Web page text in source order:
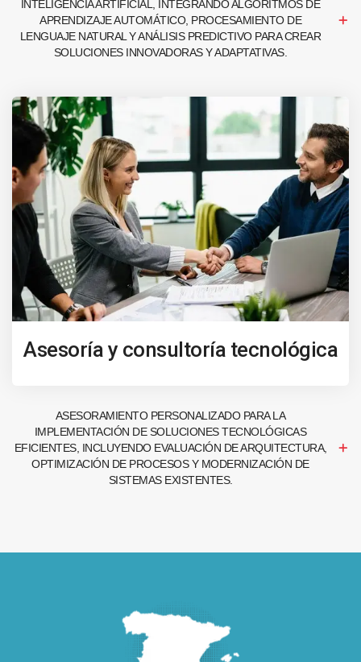
INTELIGENCIA ARTIFICIAL, INTEGRANDO ALGORITMOS DE
APRENDIZAJE AUTOMÁTICO, PROCESAMIENTO DE
LENGUAJE NATURAL Y ANÁLISIS PREDICTIVO PARA CREAR
SOLUCIONES INNOVADORAS Y ADAPTATIVAS.
Asesoría y consultoría tecnológica
ASESORAMIENTO PERSONALIZADO PARA LA
IMPLEMENTACIÓN DE SOLUCIONES TECNOLÓGICAS
EFICIENTES, INCLUYENDO EVALUACIÓN DE ARQUITECTURA,
OPTIMIZACIÓN DE PROCESOS Y MODERNIZACIÓN DE
SISTEMAS EXISTENTES.